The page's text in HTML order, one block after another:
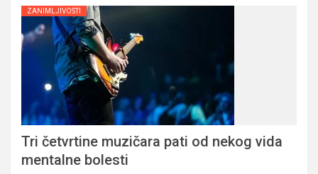
ZANIMLJIVOSTI
Tri četvrtine muzičara pati od nekog vida
mentalne bolesti